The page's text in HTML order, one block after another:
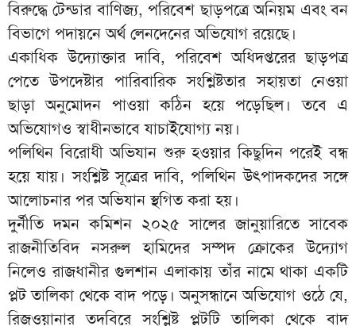
বিরুদ্ধে টেন্ডার বাণিজ্য, পরিবেশ ছাড়পত্রে অনিয়ম এবং বন
বিভাগে পদায়নে অর্থ লেনদেনের অভিযোগ রয়েছে।
একাধিক উদ্যোক্তার দাবি, পরিবেশ অধিদপ্তরের ছাড়পত্র
পেতে উপদেষ্টার পারিবারিক সংশ্লিষ্টতার সহায়তা নেওয়া
ছাড়া অনুমোদন পাওয়া কঠিন হয়ে পড়েছিল। তবে এ
অভিযোগও স্বাধীনভাবে যাচাইযোগ্য নয়।
পলিথিন বিরোধী অভিযান শুরু হওয়ার কিছুদিন পরেই বন্ধ
হয়ে যায়। সংশ্লিষ্ট সূত্রের দাবি, পলিথিন উৎপাদকদের সঙ্গে
আলোচনার পর অভিযান স্থগিত করা হয়।
দুর্নীতি দমন কমিশন ২০২৫ সালের জানুয়ারিতে সাবেক
রাজনীতিবিদ নসরুল হামিদের সম্পদ ক্রোকের উদ্যোগ
নিলেও রাজধানীর গুলশান এলাকায় তাঁর নামে থাকা একটি
প্লট তালিকা থেকে বাদ পড়ে। অনুসন্ধানে অভিযোগ ওঠে যে,
রিজওয়ানার তদবিরে সংশ্লিষ্ট প্লটটি তালিকা থেকে বাদ